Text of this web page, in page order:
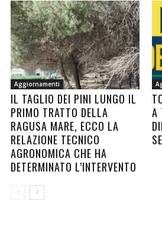
Aggiornamenti
IL TAGLIO DEI PINI LUNGO IL
PRIMO TRATTO DELLA
RAGUSA MARE, ECCO LA
RELAZIONE TECNICO
AGRONOMICA CHE HA
DETERMINATO L’INTERVENTO
A